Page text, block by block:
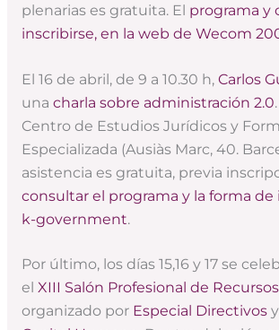
plenarias es gratuita. El programa y
inscribirse, en la web de Wecom
El 16 de abril, de 9 a 10.30 h, Carlos
una charla sobre administración 2.0
Centro de Estudios Jurídicos y
Especializada (Ausiàs Marc, 40.
asistencia es gratuita, previa
consultar el programa y la forma de
k-government.
Por último, los días 15,16 y 17 se
el XIII Salón Profesional de
organizado por Especial Directivosy